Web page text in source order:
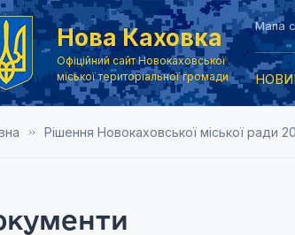
Нова Каховка
Офіційний сайт Новокаховської
міської територіальної громади
Мапа
Рішення Новокаховської міської ради